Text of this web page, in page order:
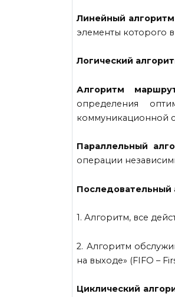
Линейный алгоритм
элементы которого
Логический
Алгоритм
определения
коммуникационной
Параллельный
операции
Последовательный
1. Алгоритм, все
2. Алгоритм
на выходе» (FIFO –
Циклический